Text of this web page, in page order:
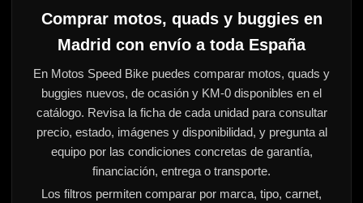
Comprar motos, quads y buggies en
Madrid con envío a toda España
En Motos Speed Bike puedes comparar motos, quads y
buggies nuevos, de ocasión y KM-0 disponibles en el
catálogo. Revisa la ficha de cada unidad para consultar
precio, estado, imágenes y disponibilidad, y pregunta al
equipo por las condiciones concretas de garantía,
financiación, entrega o transporte.
Los filtros permiten comparar por marca, tipo, carnet,